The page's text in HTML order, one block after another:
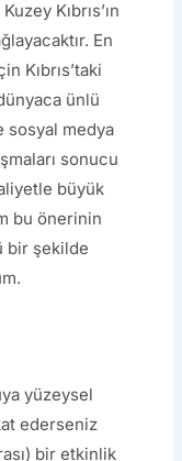
Kıbrıs’ın
En
Kıbrıs’taki
ünlü
sosyal medya
sonucu
büyük
bu önerinin
bir şekilde
yüzeysel
ederseniz
bir etkinlik